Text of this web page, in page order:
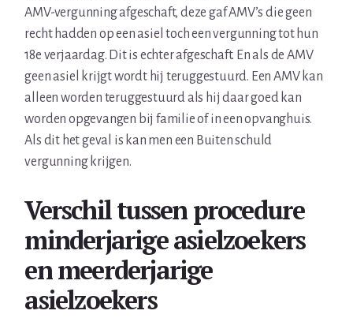
AMV-vergunning afgeschaft, deze gaf AMV’s die geen
recht hadden op een asiel toch een vergunning tot hun
18e verjaardag. Dit is echter afgeschaft. En als de AMV
geen asiel krijgt wordt hij teruggestuurd. Een AMV kan
alleen worden teruggestuurd als hij daar goed kan
worden opgevangen bij familie of in een opvanghuis.
Als dit het geval is kan men een Buiten schuld
vergunning krijgen.
Verschil tussen procedure
minderjarige asielzoekers
en meerderjarige
asielzoekers